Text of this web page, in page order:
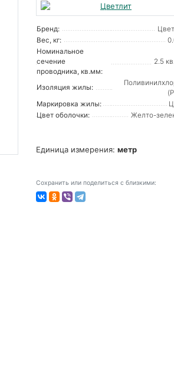
Бренд:
Вес, кг:
Номинальное
сечение
проводника, кв.мм:
2.5
Изоляция жилы:
Маркировка жилы:
Цвет оболочки:
Желто-
Единица измерения: метр
Сохранить или поделиться с близкими: